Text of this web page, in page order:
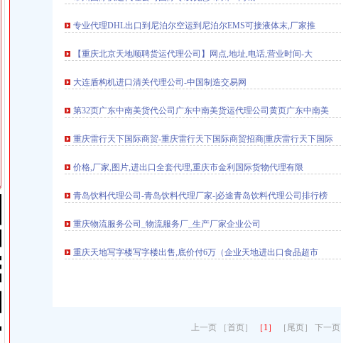
》.doc
详解-旅游（Travel）版-北大
商网-中国招商引资信
_新浪财经_新浪网
要_新浪财经_新浪网
,地址,电话,营业时间-大
饰,箱包设计及销售；品
_新浪网
青岛饮料代理公司排行榜
长时间【-成都进出口代理】
（全球品牌网）
企业公司
利国际货物代理有限
录、郑州报关代理供应商、
庆南岸茶园新区财税服务
息_电话_地址】-赶集网
|重庆港国际集装箱有限公司
门火锅加盟费多少-中国连锁网
专业代理DHL出口到尼泊尔空运到尼泊尔EMS可接液体末,厂家推
【重庆北京天地顺聘货运代理公司】网点,地址,电话,营业时间-大
大连盾构机进口清关代理公司-中国制造交易网
第32页广东中南美货代公司广东中南美货运代理公司黄页广东中南美
重庆雷行天下国际商贸-重庆雷行天下国际商贸招商|重庆雷行天下国际
价格,厂家,图片,进出口全套代理,重庆市金利国际货物代理有限
青岛饮料代理公司-青岛饮料代理厂家-|必途青岛饮料代理公司排行榜
重庆物流服务公司_物流服务厂_生产厂家企业公司
重庆天地写字楼写字楼出售,底价付6万（企业天地进出口食品超市
上一页 ［首页］ ［1］ ［尾页］ 下一页